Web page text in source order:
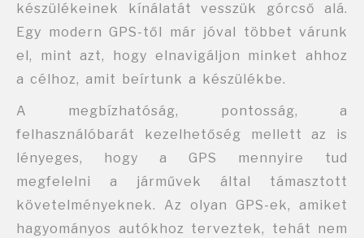
készülékeinek kínálatát vesszük górcső alá.
Egy modern GPS-től már jóval többet várunk
el, mint azt, hogy elnavigáljon minket ahhoz
a célhoz, amit beírtunk a készülékbe.
A megbízhatóság, pontosság, a
felhasználóbarát kezelhetőség mellett az is
lényeges, hogy a GPS mennyire tud
megfelelni a járművek által támasztott
követelményeknek. Az olyan GPS-ek, amiket
hagyományos autókhoz terveztek, tehát nem